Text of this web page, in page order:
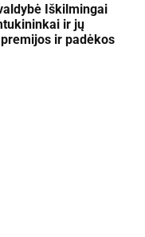
Iškilmingai
ir jų
ir padėkos